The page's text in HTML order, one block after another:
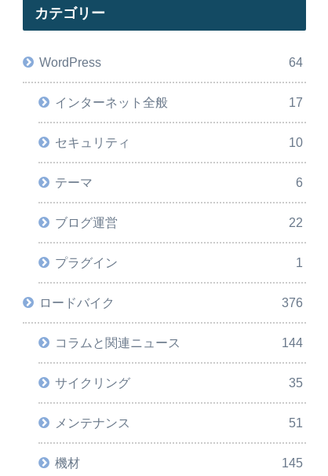
カテゴリー
WordPress 64
インターネット全般 17
セキュリティ 10
テーマ 6
ブログ運営 22
プラグイン 1
ロードバイク 376
コラムと関連ニュース 144
サイクリング 35
メンテナンス 51
機材 145